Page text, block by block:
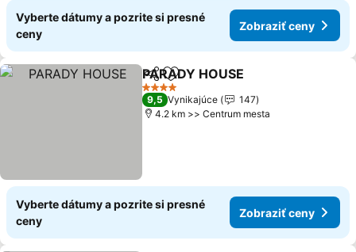
Vyberte dátumy a pozrite si presné
ceny
Zobraziť ceny
ZdieľaťPridať do obľúbených
PARADY HOUSE
4 Počet hviezdičiek
9,5 Vynikajúce
147
4.2 km >> Centrum mesta
Vyberte dátumy a pozrite si presné
ceny
Zobraziť ceny